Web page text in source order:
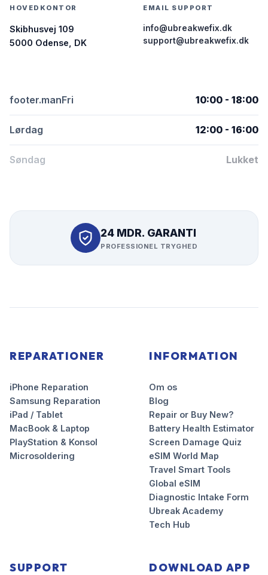
HOVEDKONTOR
Skibhusvej 109
5000 Odense, DK
EMAIL SUPPORT
info@ubreakwefix.dk
support@ubreakwefix.dk
footer.manFri 10:00 - 18:00
Lørdag 12:00 - 16:00
Søndag Lukket
24 MDR. GARANTI
PROFESSIONEL TRYGHED
REPARATIONER
iPhone Reparation
Samsung Reparation
iPad / Tablet
MacBook & Laptop
PlayStation & Konsol
Microsoldering
INFORMATION
Om os
Blog
Repair or Buy New?
Battery Health Estimator
Screen Damage Quiz
eSIM World Map
Travel Smart Tools
Global eSIM
Diagnostic Intake Form
Ubreak Academy
Tech Hub
SUPPORT DOWNLOAD APP